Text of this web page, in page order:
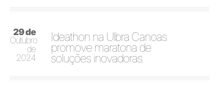
29 de
Outubro
de
2024
Ideathon na Ulbra Canoas
promove maratona de
soluções inovadoras